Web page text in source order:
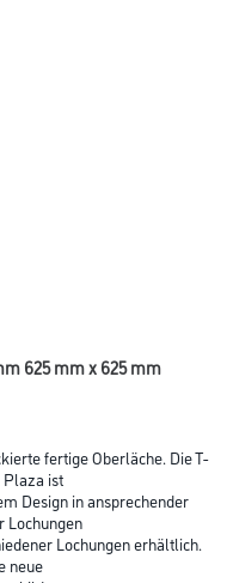
625 mm x 625 mm
fertige Oberläche. Die T-
Plaza ist
Design in ansprechender
Lochungen
Lochungen erhältlich.
neue